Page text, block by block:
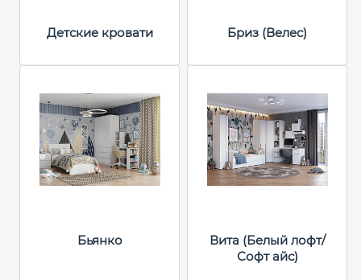
Детские кровати Бриз (Велес)
Бьянко
Вита (Белый лофт/
Софт айс)